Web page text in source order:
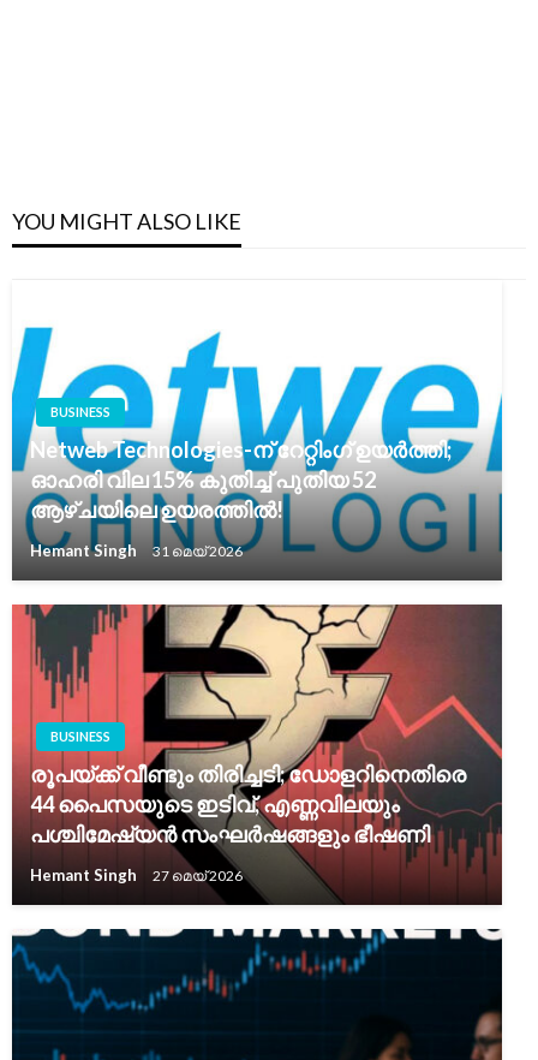
YOU MIGHT ALSO LIKE
BUSINESS
Netweb Technologies-ന് റേറ്റിംഗ് ഉയർത്തി;
ഓഹരി വില 15% കുതിച്ച് പുതിയ 52
ആഴ്ചയിലെ ഉയരത്തിൽ!
Hemant Singh 31 മെയ്‌ 2026
BUSINESS
രൂപയ്ക്ക് വീണ്ടും തിരിച്ചടി; ഡോളറിനെതിരെ
44 പൈസയുടെ ഇടിവ്, എണ്ണവിലയും
പശ്ചിമേഷ്യൻ സംഘർഷങ്ങളും ഭീഷണി
Hemant Singh 27 മെയ്‌ 2026